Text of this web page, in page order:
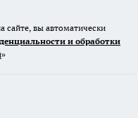
сайте, вы автоматически
и обработки
»